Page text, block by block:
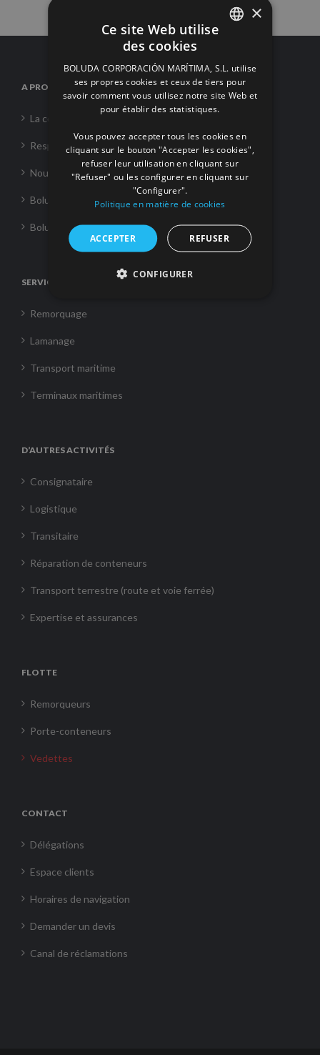
A PROPOS DE NOUS
La corporation
Responsabilité Sociale
Nouvelles
Boluda Towage
Boluda Shipping
SERVICES
Remorquage
Lamanage
Transport maritime
Terminaux maritimes
D’AUTRES ACTIVITÉS
Consignataire
Logistique
Transitaire
Réparation de conteneurs
Transport terrestre (route et voie ferrée)
Expertise et assurances
FLOTTE
Remorqueurs
Porte-conteneurs
Vedettes
CONTACT
Délégations
Espace clients
Horaires de navigation
Demander un devis
Canal de réclamations
ENGLISH
FRENCH
×
Ce site Web utilise
des cookies
BOLUDA CORPORACIÓN MARÍTIMA, S.L. utilise
ses propres cookies et ceux de tiers pour
savoir comment vous utilisez notre site Web et
pour établir des statistiques.
Vous pouvez accepter tous les cookies en
cliquant sur le bouton "Accepter les cookies",
refuser leur utilisation en cliquant sur
"Refuser" ou les configurer en cliquant sur
"Configurer".
Politique en matière de cookies
ACCEPTER REFUSER
CONFIGURER